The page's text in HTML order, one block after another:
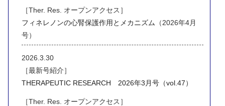
［Ther. Res. オープンアクセス］
フィネレノンの心腎保護作用とメカニズム （2026年4月
号）
2026.3.30
［最新号紹介］
THERAPEUTIC RESEARCH 2026年3月号（vol.47）
［Ther. Res. オープンアクセス］